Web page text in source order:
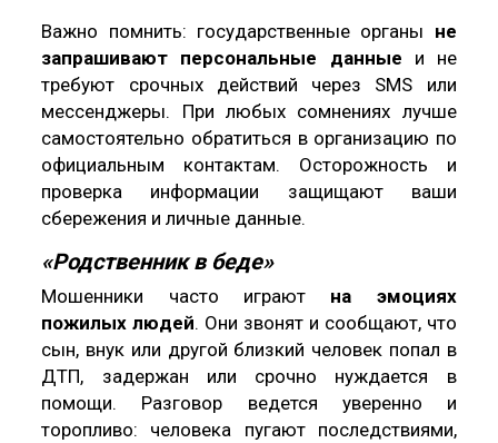
Важно помнить: государственные органы не
запрашивают персональные данные и не
требуют срочных действий через SMS или
мессенджеры. При любых сомнениях лучше
самостоятельно обратиться в организацию по
официальным контактам. Осторожность и
проверка информации защищают ваши
сбережения и личные данные.
«Родственник в беде»
Мошенники часто играют на эмоциях
пожилых людей. Они звонят и сообщают, что
сын, внук или другой близкий человек попал в
ДТП, задержан или срочно нуждается в
помощи. Разговор ведется уверенно и
торопливо: человека пугают последствиями,